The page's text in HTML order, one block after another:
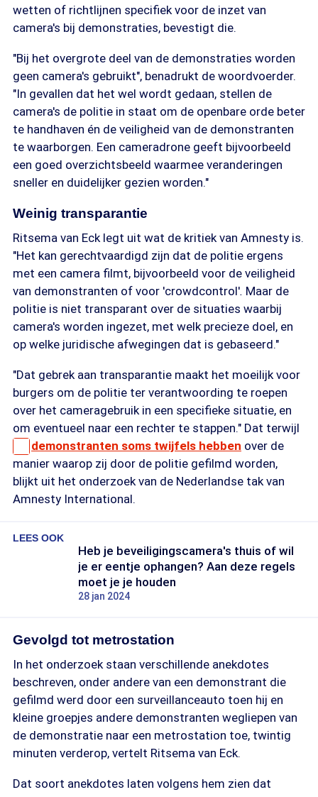
wetten of richtlijnen specifiek voor de inzet van
camera's bij demonstraties, bevestigt die.
"Bij het overgrote deel van de demonstraties worden
geen camera's gebruikt", benadrukt de woordvoerder.
"In gevallen dat het wel wordt gedaan, stellen de
camera's de politie in staat om de openbare orde beter
te handhaven én de veiligheid van de demonstranten
te waarborgen. Een cameradrone geeft bijvoorbeeld
een goed overzichtsbeeld waarmee veranderingen
sneller en duidelijker gezien worden."
Weinig transparantie
Ritsema van Eck legt uit wat de kritiek van Amnesty is.
"Het kan gerechtvaardigd zijn dat de politie ergens
met een camera filmt, bijvoorbeeld voor de veiligheid
van demonstranten of voor 'crowdcontrol'. Maar de
politie is niet transparant over de situaties waarbij
camera's worden ingezet, met welk precieze doel, en
op welke juridische afwegingen dat is gebaseerd."
"Dat gebrek aan transparantie maakt het moeilijk voor
burgers om de politie ter verantwoording te roepen
over het cameragebruik in een specifieke situatie, en
om eventueel naar een rechter te stappen." Dat terwijl
demonstranten soms twijfels hebben over de
manier waarop zij door de politie gefilmd worden,
blijkt uit het onderzoek van de Nederlandse tak van
Amnesty International.
LEES OOK
Heb je beveiligingscamera's thuis of wil
je er eentje ophangen? Aan deze regels
moet je je houden
28 jan 2024
Gevolgd tot metrostation
In het onderzoek staan verschillende anekdotes
beschreven, onder andere van een demonstrant die
gefilmd werd door een surveillanceauto toen hij en
kleine groepjes andere demonstranten wegliepen van
de demonstratie naar een metrostation toe, twintig
minuten verderop, vertelt Ritsema van Eck.
Dat soort anekdotes laten volgens hem zien dat